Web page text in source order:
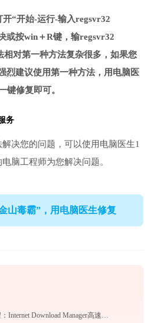
“开始-运行-输入regsvr32
或按win＋R键，输regsvr32
相对第一种方法复杂很多，如果您
烈建议使用第一种方法，用电脑医
键修复即可。
务
决您的问题，可以使用电脑医生1
脑工程师为您解决问题。
山毒霸”，用电脑医生修复
IDM下载工具使用教程：Internet Download Manager高速下载与视频抓取完全指南